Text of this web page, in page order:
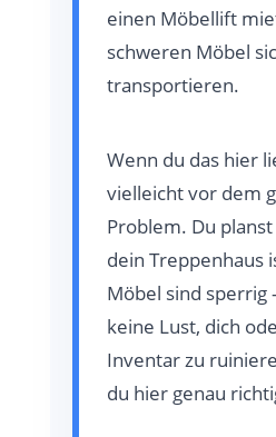
einen Möbellift
schweren Möbel
transportieren.
Wenn du das hier
vielleicht vor dem
Problem. Du
dein Treppenhaus
Möbel sind sperrig
keine Lust, dich
Inventar zu
du hier genau